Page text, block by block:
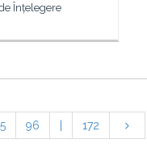
Înțelegere
96 172